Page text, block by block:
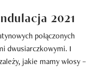
2021
połączonych
dwusiarczkowymi. I
jakie mamy włosy –